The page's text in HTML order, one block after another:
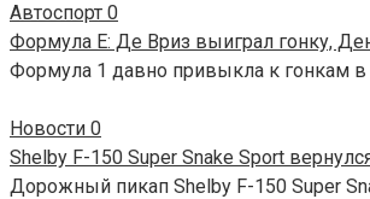
Автоспорт 0
Формула E: Де Вриз выиграл гонку,
Формула 1 давно привыкла к гонкам
Новости 0
Shelby F-150 Super Snake Sport
Дорожный пикап Shelby F-150 Super